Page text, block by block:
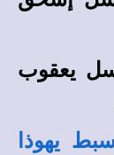
يعقوب
يهوذا